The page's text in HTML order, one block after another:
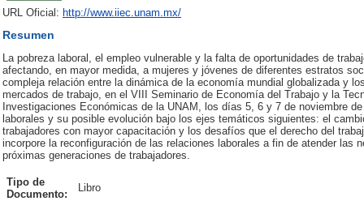
URL Oficial: http://www.iiec.unam.mx/
Resumen
La pobreza laboral, el empleo vulnerable y la falta de oportunidades de
afectando, en mayor medida, a mujeres y jóvenes de diferentes estratos
compleja relación entre la dinámica de la economía mundial globalizada y
mercados de trabajo, en el VIII Seminario de Economía del Trabajo y la
Investigaciones Económicas de la UNAM, los días 5, 6 y 7 de noviembre
laborales y su posible evolución bajo los ejes temáticos siguientes: el
trabajadores con mayor capacitación y los desafíos que el derecho del
incorpore la reconfiguración de las relaciones laborales a fin de atender las
próximas generaciones de trabajadores.
Tipo de
Documento:
Libro